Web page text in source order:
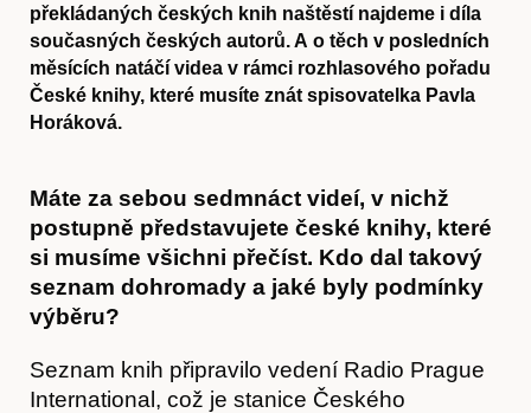
překládaných českých knih naštěstí najdeme i díla
současných českých autorů. A o těch v posledních
měsících natáčí videa v rámci rozhlasového pořadu
České knihy, které musíte znát spisovatelka Pavla
Horáková.
Máte za sebou sedmnáct videí, v nichž
postupně představujete české knihy, které
si musíme všichni přečíst. Kdo dal takový
seznam dohromady a jaké byly podmínky
výběru?
Seznam knih připravilo vedení Radio Prague
International, což je stanice Českého